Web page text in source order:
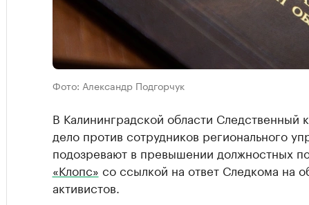
Фото: Александр Подгорчук
В Калининградской области Следственный
дело против сотрудников регионального
подозревают в превышении должностных
«Клопс» со ссылкой на ответ Следкома на
активистов.